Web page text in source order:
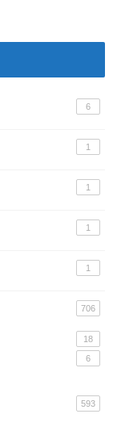
6
1
1
1
1
706
18
6
593